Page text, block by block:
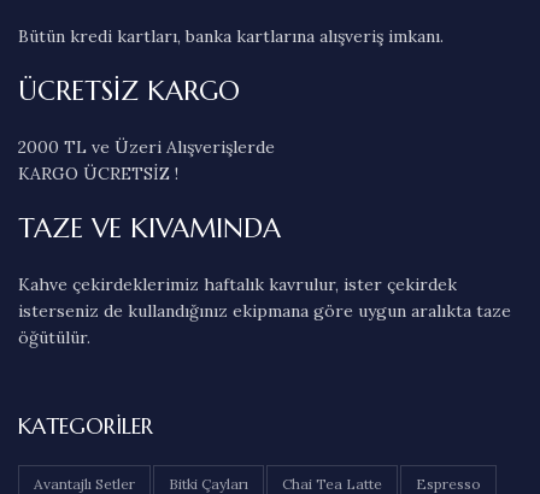
Bütün kredi kartları, banka kartlarına alışveriş imkanı.
ÜCRETSİZ KARGO
2000 TL ve Üzeri Alışverişlerde
KARGO ÜCRETSİZ !
TAZE VE KIVAMINDA
Kahve çekirdeklerimiz haftalık kavrulur, ister çekirdek
isterseniz de kullandığınız ekipmana göre uygun aralıkta taze
öğütülür.
KATEGORILER
Avantajlı Setler Bitki Çayları Chai Tea Latte Espresso